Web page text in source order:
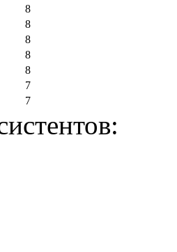
8
8
8
8
8
7
7